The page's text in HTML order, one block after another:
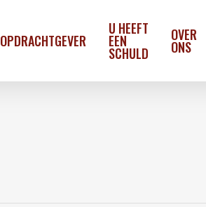
OPDRACHTGEVER
U HEEFT
EEN
SCHULD
OVER
ONS